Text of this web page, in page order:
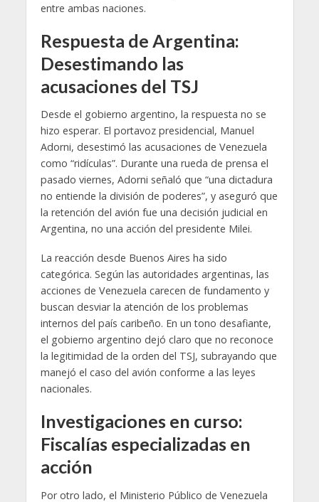
entre ambas naciones.
Respuesta de Argentina:
Desestimando las
acusaciones del TSJ
Desde el gobierno argentino, la respuesta no se
hizo esperar. El portavoz presidencial, Manuel
Adorni, desestimó las acusaciones de Venezuela
como “ridículas”. Durante una rueda de prensa el
pasado viernes, Adorni señaló que “una dictadura
no entiende la división de poderes”, y aseguró que
la retención del avión fue una decisión judicial en
Argentina, no una acción del presidente Milei.
La reacción desde Buenos Aires ha sido
categórica. Según las autoridades argentinas, las
acciones de Venezuela carecen de fundamento y
buscan desviar la atención de los problemas
internos del país caribeño. En un tono desafiante,
el gobierno argentino dejó claro que no reconoce
la legitimidad de la orden del TSJ, subrayando que
manejó el caso del avión conforme a las leyes
nacionales.
Investigaciones en curso:
Fiscalías especializadas en
acción
Por otro lado, el Ministerio Público de Venezuela